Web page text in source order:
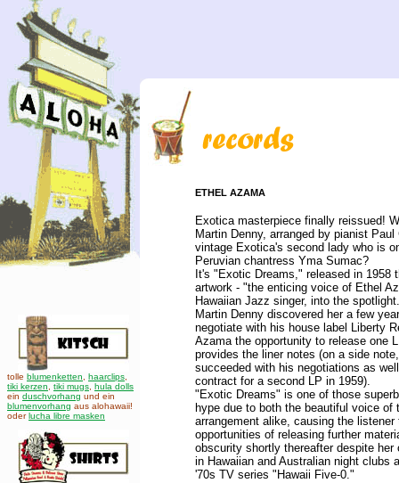
tolle blumenketten haarclips
tiki kerzen
tiki mugs hula dolls
ein duschvorhang und ein
blumenvorhang aus alohawaii!
oderlucha libre masken
ETHEL AZAMA
Exotica masterpiece finally reissued!
Martin Denny, arranged by pianist
vintage Exotica's second lady who is
Peruvian chantress Yma Sumac?
It's "Exotic Dreams," released in
artwork - "the enticing voice of Ethel
Hawaiian Jazz singer, into the spotlight.
Martin Denny discovered her a few
negotiate with his house label Liberty
Azama the opportunity to release one
provides the liner notes (on a side
succeeded with his negotiations as
contract for a second LP in 1959).
"Exotic Dreams" is one of those
hype due to both the beautiful voice of
arrangement alike, causing the
opportunities of releasing further
obscurity shortly thereafter despite
in Hawaiian and Australian night clubs
'70s TV series "Hawaii Five-0."